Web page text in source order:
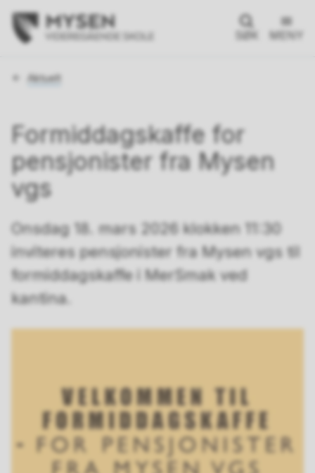
SØK MENY
Du
Aktuelt
Formiddagskaffe for
pensjonister fra Mysen
vgs
Onsdag 18. mars 2026 klokken 11:30
inviteres pensjonister fra Mysen vgs til
formiddagskaffe i MerSmak ved
kantina.